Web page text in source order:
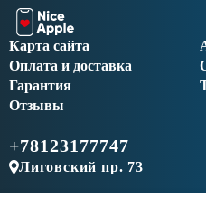
Оплата и доставка
Гарантия
Отзывы
Карта сайта
+78123177747
Лиговский пр. 73